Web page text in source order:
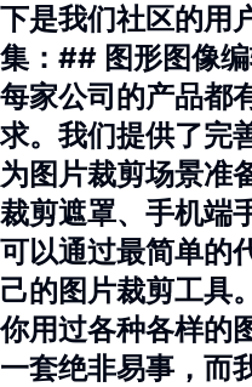
下是我们社区的用
集：## 图形图像
每家公司的产品都
求。我们提供了完
为图片裁剪场景准
裁剪遮罩、手机端
可以通过最简单的
己的图片裁剪工具
你用过各种各样的
一套绝非易事，而